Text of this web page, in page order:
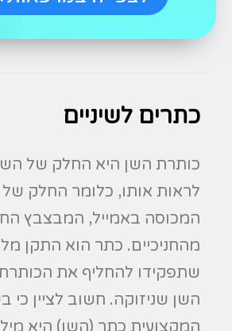
כתרים לשיניים
כותרת השן היא החלק של
לראות אותו, כלומר החלק
המכוסה באמייל, המבצבץ
מהחניכיים. כתר הוא התקן
שתפקידו להחליף את
השן שניזוקה. חשוב לציין כי
המקצועית כתר (השן) היא